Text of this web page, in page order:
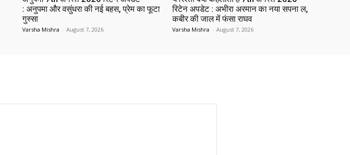
: अनुपमा और वसुंधरा की नई बहस, प्रेम का फूटा
गुस्सा
Varsha Mishra - August 7, 2026
रिटेन अपडेट : अभीरा अरमान का नया सपना ल,
कबीर की जाल में फंसा राघव
Varsha Mishra - August 7, 2026